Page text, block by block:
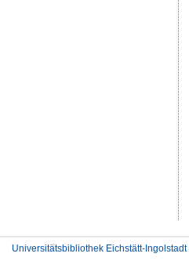
Universitätsbibliothek Eichstätt-Ingolstadt